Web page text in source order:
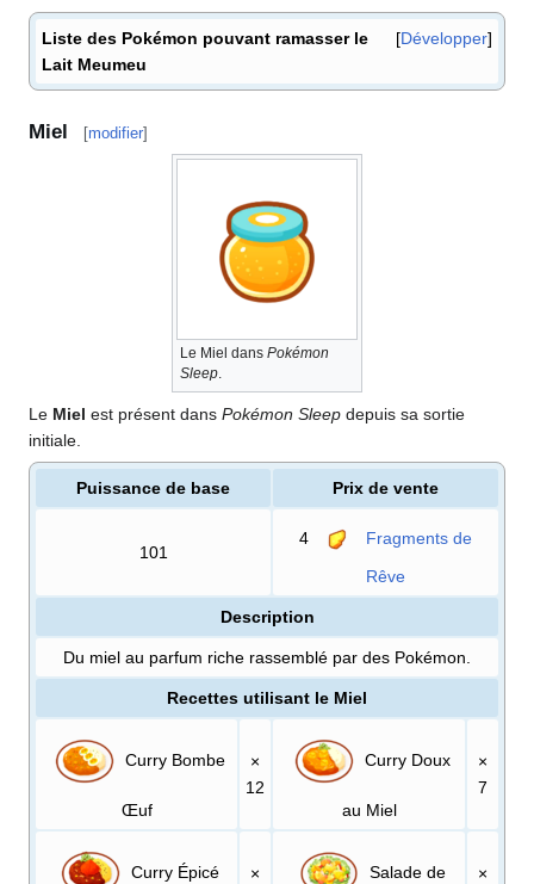
Développer
Liste des Pokémon pouvant ramasser le
Lait Meumeu
Miel [modifier]
Le Miel dans Pokémon
Sleep
Le Miel est présent dans Pokémon Sleep depuis sa sortie
initiale.
Puissance de base Prix de vente
101
4 Fragments de
Rêve
Description
Du miel au parfum riche rassemblé par des Pokémon.
Recettes utilisant le Miel
Curry Bombe
Œuf
×
12
Curry Doux
au Miel
×
7
Curry Épicé
×
Salade de
×